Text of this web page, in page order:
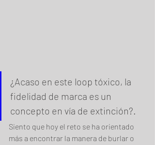
¿Acaso en este loop tóxico, la
fidelidad de marca es un
concepto en vía de extinción?.
Siento que hoy el reto se ha orientado
más a encontrar la manera de burlar o